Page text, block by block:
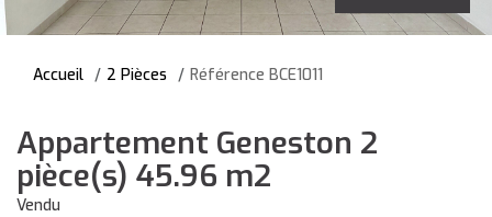
Accueil 2 Pièces Référence BCE1011
Appartement Geneston 2
pièce(s) 45.96 m2
Vendu